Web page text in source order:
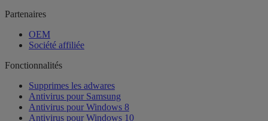
Partenaires
OEM
Société affiliée
Fonctionnalités
Supprimes les adwares
Antivirus pour Samsung
Antivirus pour Windows 8
Antivirus pour Windows 10